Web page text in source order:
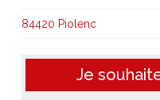
84420 Piolenc
Je